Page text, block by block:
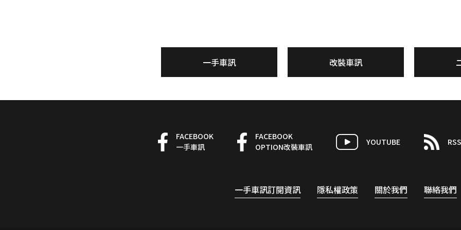
一手車訊 改裝車訊
FACEBOOK
一手車訊
FACEBOOK
OPTION改裝車訊
YOUTUBE RSS
一手車訊訂閱資訊 隱私權政策 關於我們 聯絡我們